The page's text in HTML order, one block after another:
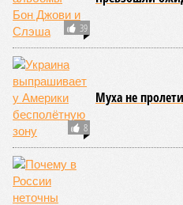
Юрий Баранчик, политолог
– Понятно, почему Пашинян
РЖД – в отместку за
и вообще, чтобы ничего
осталось. Вместе с тем,
отожмёт актив большой РЖД
то о какой результативной
можно будет говорить в